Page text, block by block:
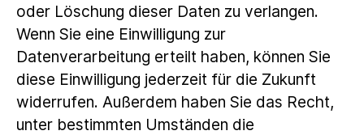
oder Löschung dieser Daten zu verlangen.
Wenn Sie eine Einwilligung zur
Datenverarbeitung erteilt haben, können Sie
diese Einwilligung jederzeit für die Zukunft
widerrufen. Außerdem haben Sie das Recht,
unter bestimmten Umständen die